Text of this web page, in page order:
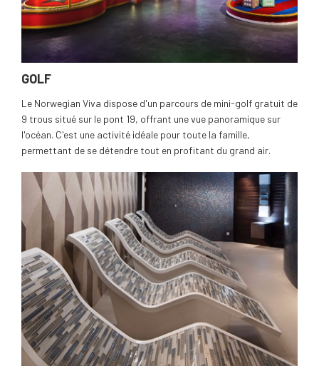
GOLF
Le Norwegian Viva dispose d'un parcours de mini-golf gratuit de
9 trous situé sur le pont 19, offrant une vue panoramique sur
l'océan. C'est une activité idéale pour toute la famille,
permettant de se détendre tout en profitant du grand air.